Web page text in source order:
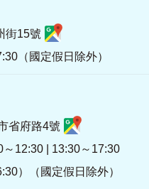
街15號
（國定假日除外）
省府路4號
12:30 | 13:30～17:30
）（國定假日除外）